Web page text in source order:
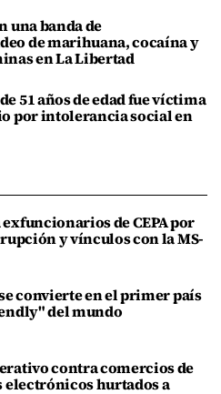
una banda de
de marihuana, cocaína y
en La Libertad
51 años de edad fue víctima
por intolerancia social en
de CEPA por
y vínculos con la MS-
convierte en el primer país
del mundo
contra comercios de
hurtados a